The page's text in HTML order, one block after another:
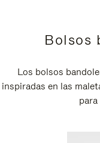
Bolsos
Los bolsos
inspiradas en las